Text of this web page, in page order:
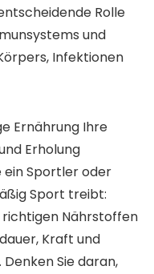
Rolle
und
Infektionen
Ernährung Ihre
Erholung
ein Sportler oder
Sport treibt:
richtigen Nährstoffen
Kraft und
Sie daran,